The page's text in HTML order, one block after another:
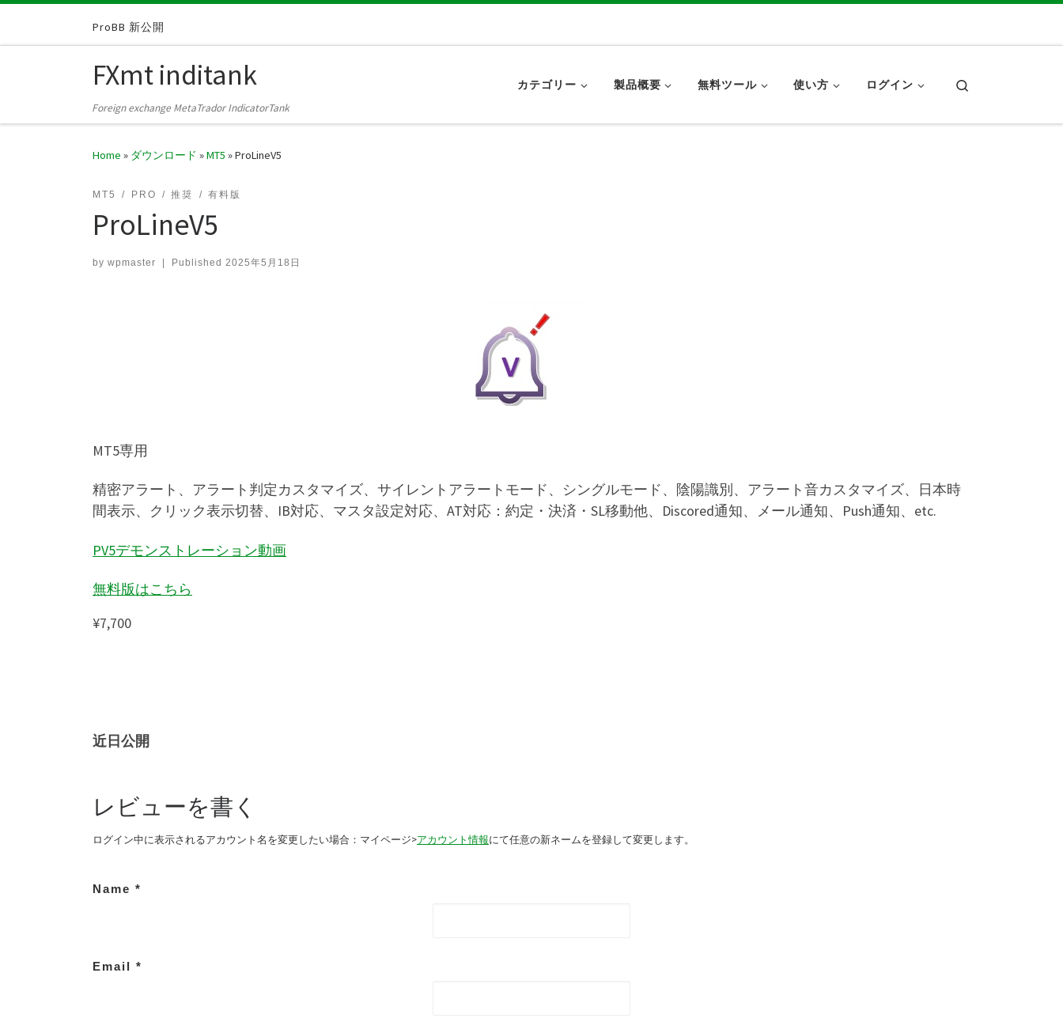
Skip to contentProBB 新公開
FXmt inditank
Foreign exchange MetaTrador IndicatorTank
カテゴリー 製品概要 無料ツール 使い方 ログイン
Home » ダウンロード »MT5 »ProLineV5
MT5 PRO 推奨 有料版
ProLineV5
by wpmaster Published 2025年5月18日
MT5専用
精密アラート、アラート判定カスタマイズ、サイレントアラートモード、シングルモード、陰陽識別、アラート音カスタマイズ、日本時
間表示、クリック表示切替、IB対応、マスタ設定対応、AT対応：約定・決済・SL移動他、Discored通知、メール通知、Push通知、etc.
PV5デモンストレーション動画
無料版はこちら
¥7,700
近日公開
レビューを書く
ログイン中に表示されるアカウント名を変更したい場合：マイページ>アカウント情報にて任意の新ネームを登録して変更します。
Name *
Email *